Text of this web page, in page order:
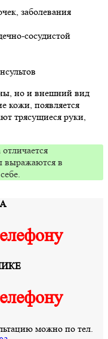
заболевания
сосудистой
но и внешний вид
кожи, появляется
трясущиеся руки,
выражаются в
можно по тел.